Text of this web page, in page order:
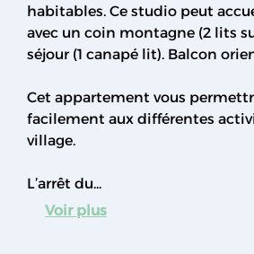
habitables. Ce studio peut
avec un coin montagne (2 lits
séjour (1 canapé lit). Balcon
Cet appartement vous
facilement aux différentes
village.
L’arrêt du...
Voir plus